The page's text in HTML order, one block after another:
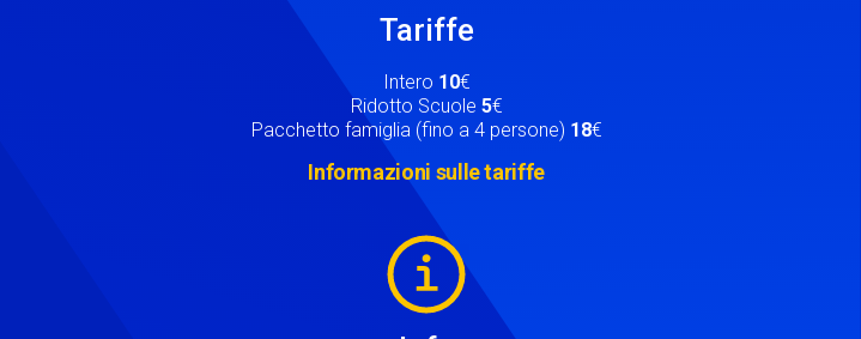
Tariffe
Intero 10€
Ridotto Scuole 5€
Pacchetto famiglia (fino a 4 persone) 18€
Informazioni sulle tariffe